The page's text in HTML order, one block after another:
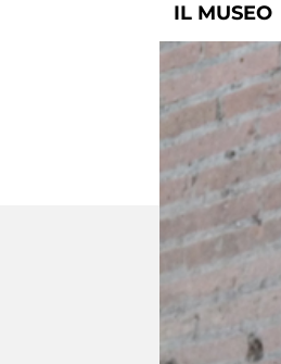
IL MUSEO